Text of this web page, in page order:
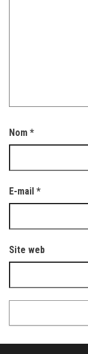
Nom *
E-mail *
Site web